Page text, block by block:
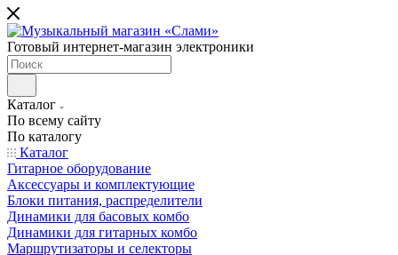
Готовый интернет-магазин электроники
Каталог
По всему сайту
По каталогу
Каталог
Гитарное оборудование
Аксессуары и комплектующие
Блоки питания, распределители
Динамики для басовых комбо
Динамики для гитарных комбо
Маршрутизаторы и селекторы